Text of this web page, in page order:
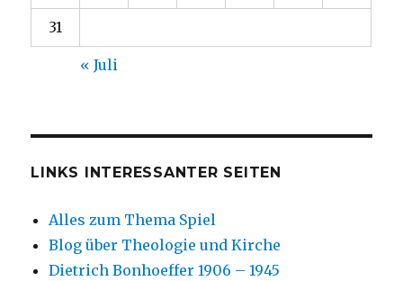
31
« Juli
LINKS INTERESSANTER SEITEN
Alles zum Thema Spiel
Blog über Theologie und Kirche
Dietrich Bonhoeffer 1906 – 1945